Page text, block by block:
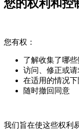
您的权利和控
您有权：
了解收集了哪些
访问、修正或
在适用的情况下
随时撤回同意
我们旨在使这些权利